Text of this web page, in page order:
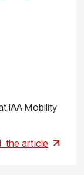
IAA Mobility
the article